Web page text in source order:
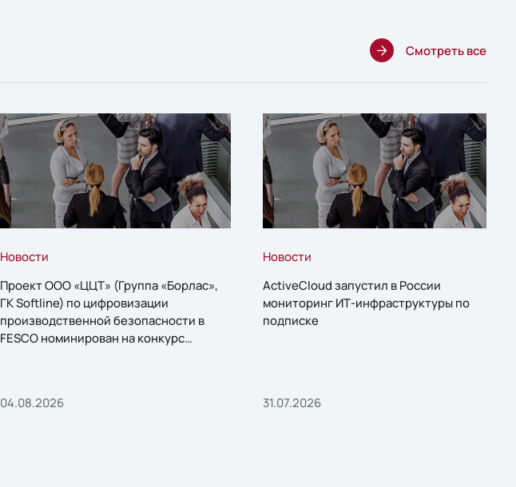
Смотреть все
Новости
Проект ООО «ЦЦТ» (Группа «Борлас»,
ГК Softline) по цифровизации
производственной безопасности в
FESCO номинирован на конкурс
04.08.2026
Новости
ActiveCloud запустил в России
мониторинг ИТ-инфраструктуры по
подписке
31.07.2026